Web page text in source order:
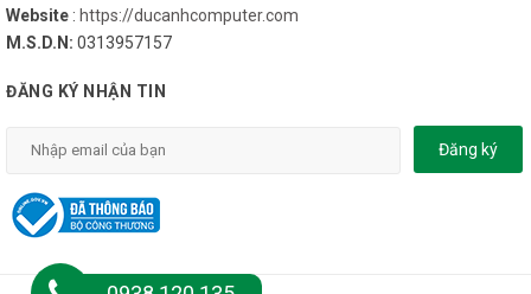
Website : https://ducanhcomputer.com
M.S.D.N: 0313957157
ĐĂNG KÝ NHẬN TIN
Đăng ký